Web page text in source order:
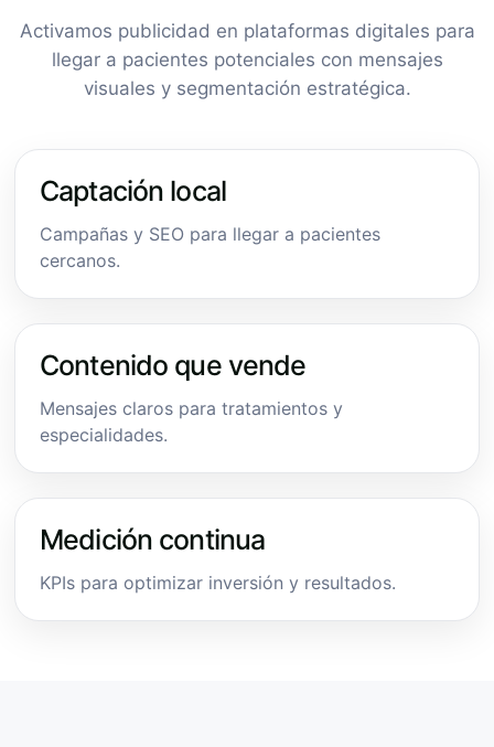
Activamos publicidad en plataformas digitales para
llegar a pacientes potenciales con mensajes
visuales y segmentación estratégica.
Captación local
Campañas y SEO para llegar a pacientes
cercanos.
Contenido que vende
Mensajes claros para tratamientos y
especialidades.
Medición continua
KPIs para optimizar inversión y resultados.